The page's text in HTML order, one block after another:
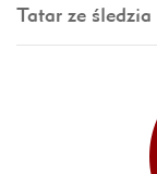
Tatar ze śledzia